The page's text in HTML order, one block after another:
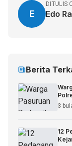
E
DITULIS
Edo
Berita
3
12